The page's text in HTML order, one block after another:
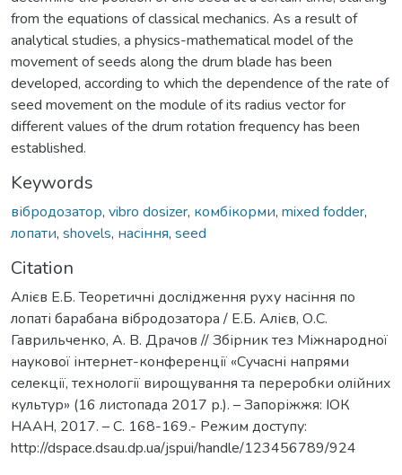
from the equations of classical mechanics. As a result of
analytical studies, a physics-mathematical model of the
movement of seeds along the drum blade has been
developed, according to which the dependence of the rate of
seed movement on the module of its radius vector for
different values of the drum rotation frequency has been
established.
Keywords
вібродозатор, vibro dosizer, комбікорми, mixed fodder,
лопати, shovels, насіння, seed
Citation
Алієв Е.Б. Теоретичні дослідження руху насіння по
лопаті барабана вібродозатора / Е.Б. Алієв, О.С.
Гаврильченко, А. В. Драчов // Збірник тез Міжнародної
наукової інтернет-конференції «Сучасні напрями
селекції, технології вирощування та переробки олійних
культур» (16 листопада 2017 р.). – Запоріжжя: ІОК
НААН, 2017. – С. 168-169.- Режим доступу:
http://dspace.dsau.dp.ua/jspui/handle/123456789/924